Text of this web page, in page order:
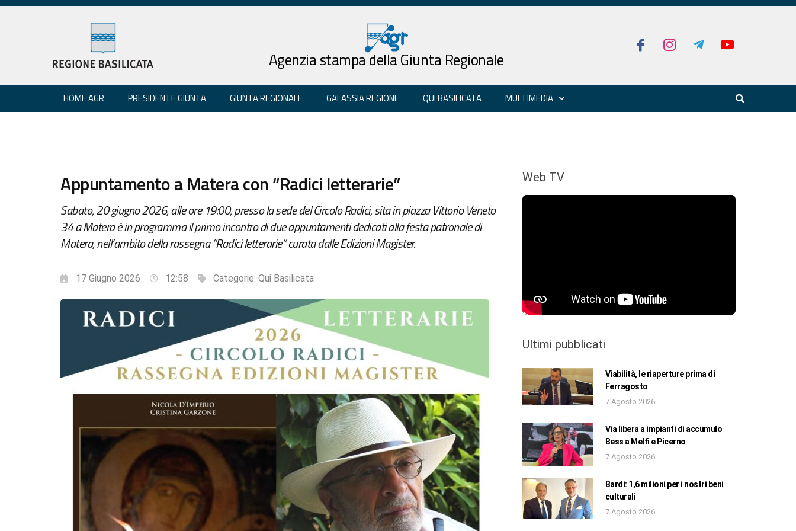
Agenzia stampa della Giunta Regionale
HOME AGR PRESIDENTE GIUNTA GIUNTA REGIONALE GALASSIA REGIONE QUI BASILICATA MULTIMEDIA
Appuntamento a Matera con “Radici letterarie”
Sabato, 20 giugno 2026, alle ore 19:00, presso la sede del Circolo Radici, sita in piazza Vittorio Veneto
34 a Matera è in programma il primo incontro di due appuntamenti dedicati alla festa patronale di
Matera, nell’ambito della rassegna “Radici letterarie” curata dalle Edizioni Magister.
17 Giugno 2026 12:58 Categorie: Qui Basilicata
Web TV
Ultimi pubblicati
Viabilità, le riaperture prima di
Ferragosto
7 Agosto 2026
Via libera a impianti di accumulo
Bess a Melfi e Picerno
7 Agosto 2026
Bardi: 1,6 milioni per i nostri beni
culturali
7 Agosto 2026